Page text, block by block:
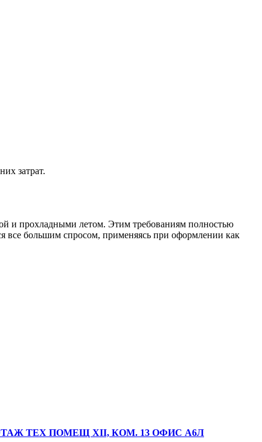
затрат.
и прохладными летом. Этим требованиям полностью
все большим спросом, применяясь при оформлении как
ТЕХ ПОМЕЩ XII, КОМ. 13 ОФИС А6Л